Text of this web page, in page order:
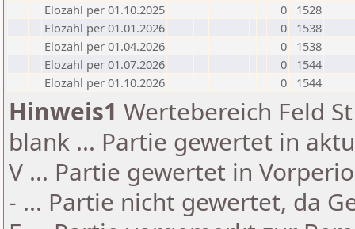
Elozahl per 01.10.2025
0
1528
Elozahl per 01.01.2026
0
1538
Elozahl per 01.04.2026
0
1538
Elozahl per 01.07.2026
0
1544
Elozahl per 01.10.2026
0 1544
Hinweis1 Wertebereich Feld
blank ... Partie gewertet in
V ... Partie gewertet in
- ... Partie nicht gewertet, da